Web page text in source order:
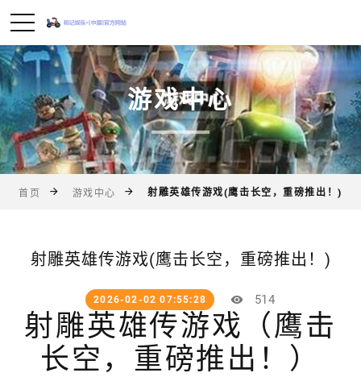
游戏中心
首页 游戏中心 射雕英雄传游戏(鹰击长空，重磅推出！)
射雕英雄传游戏(鹰击长空，重磅推出！)
2026-02-02 07:55:28 514
射雕英雄传游戏（鹰击
长空，重磅推出！）